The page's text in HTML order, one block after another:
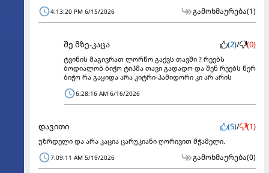
4:13:20 PM 6/15/2026 გამოხმაურება(1)
შე მზე-კაცა (2)/ (0)
ტვინის მაგივრათ ლორწო გაქვს თავში ? რეებს
ბოდიალობ ბიჭო ტიპმა თავი გადადო და შენ რეებს წერ
ბიჭო რა გაყიდა არა კიტრი-პამიდორი კი არ არის
6:28:16 AM 6/16/2026
დავითი (5)/ (1)
უზრდელი და არა კაცია ცარუკიანი ღორივით მჭამელი.
7:09:11 AM 5/19/2026 გამოხმაურება(0)